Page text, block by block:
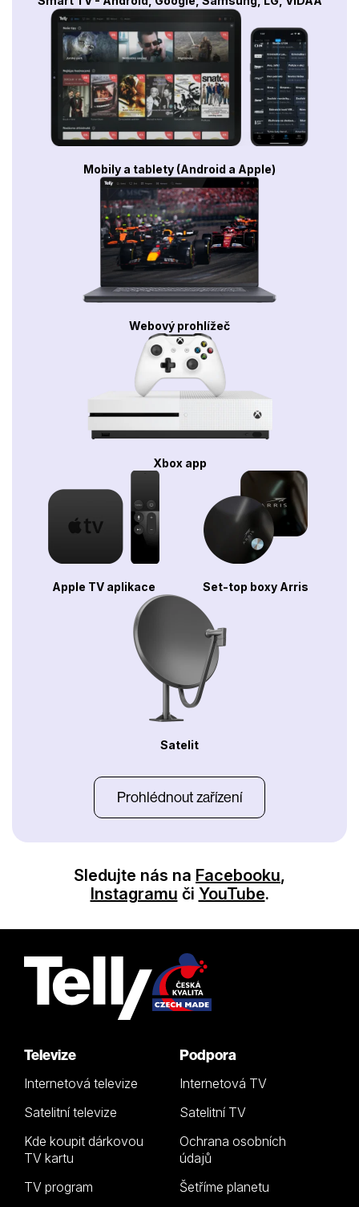
Mobily a tablety (Android a Apple)
Webový prohlížeč
Xbox app
Apple TV aplikace Set-top boxy Arris
Satelit
Prohlédnout zařízení
Sledujte nás na Facebooku,
Instagramu či YouTube.
Televize
Internetová televize
Satelitní televize
Kde koupit dárkovou
TV kartu
TV program
Podpora
Internetová TV
Satelitní TV
Ochrana osobních
údajů
Šetříme planetu